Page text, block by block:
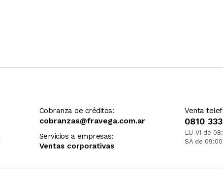
Cobranza de créditos:
cobranzas@fravega.com.ar
Servicios a empresas:
Ventas corporativas
Venta
0810
LU-VI de
SA de